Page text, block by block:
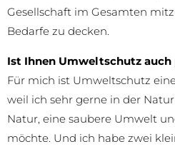
Gesellschaft im Gesamten
Bedarfe zu decken.
Ist Ihnen Umweltschutz
Für mich ist Umweltschutz
weil ich sehr gerne in der
Natur, eine saubere Umwelt
möchte. Und ich habe zwei